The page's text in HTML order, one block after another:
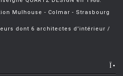
Mulhouse - Colmar - Strasbourg
dont 6 architectes d'intérieur /